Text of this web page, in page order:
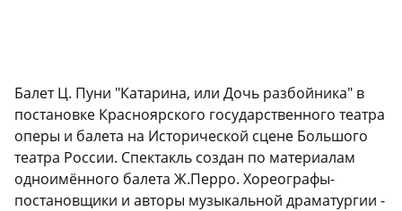
Балет Ц. Пуни "Катарина, или Дочь разбойника" в
постановке Красноярского государственного театра
оперы и балета на Исторической сцене Большого
театра России. Спектакль создан по материалам
одноимённого балета Ж.Перро. Хореографы-
постановщики и авторы музыкальной драматургии -